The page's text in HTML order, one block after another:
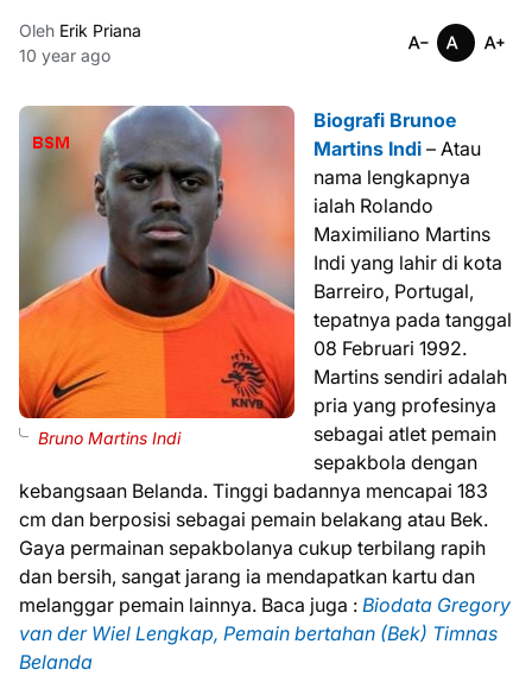
Oleh Erik Priana
10 year ago
Bruno Martins Indi
Biografi Brunoe
Martins Indi – Atau
nama lengkapnya
ialah Rolando
Maximiliano Martins
Indi yang lahir di kota
Barreiro, Portugal,
tepatnya pada tanggal
08 Februari 1992.
Martins sendiri adalah
pria yang profesinya
sebagai atlet pemain
sepakbola dengan
kebangsaan Belanda. Tinggi badannya mencapai 183
cm dan berposisi sebagai pemain belakang atau Bek.
Gaya permainan sepakbolanya cukup terbilang rapih
dan bersih, sangat jarang ia mendapatkan kartu dan
melanggar pemain lainnya. Baca juga : Biodata Gregory
van der Wiel Lengkap, Pemain bertahan (Bek) Timnas
Belanda